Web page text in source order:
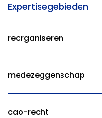
Expertisegebieden
reorganiseren
medezeggenschap
cao-recht